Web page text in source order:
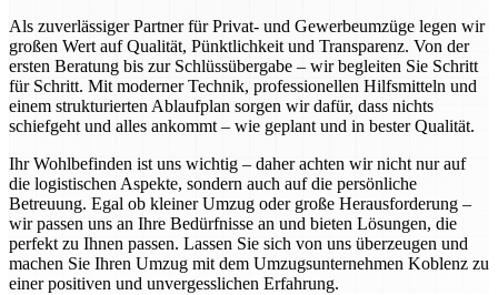
Als zuverlässiger Partner für Privat- und Gewerbeumzüge legen wir
großen Wert auf Qualität, Pünktlichkeit und Transparenz. Von der
ersten Beratung bis zur Schlüssübergabe – wir begleiten Sie Schritt
für Schritt. Mit moderner Technik, professionellen Hilfsmitteln und
einem strukturierten Ablaufplan sorgen wir dafür, dass nichts
schiefgeht und alles ankommt – wie geplant und in bester Qualität.
Ihr Wohlbefinden ist uns wichtig – daher achten wir nicht nur auf
die logistischen Aspekte, sondern auch auf die persönliche
Betreuung. Egal ob kleiner Umzug oder große Herausforderung –
wir passen uns an Ihre Bedürfnisse an und bieten Lösungen, die
perfekt zu Ihnen passen. Lassen Sie sich von uns überzeugen und
machen Sie Ihren Umzug mit dem Umzugsunternehmen Koblenz zu
einer positiven und unvergesslichen Erfahrung.